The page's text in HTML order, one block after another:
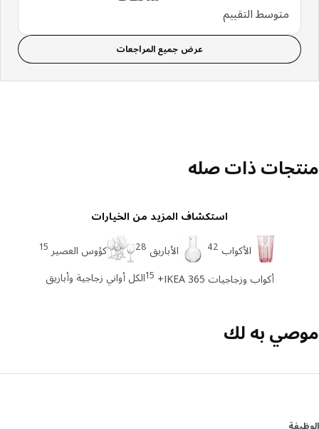
متوسط التقييم
عرض جميع المراجعات
ذات صله
استكشاف المزيد من الخيارات
الأكواب 42 الأباريق 28 كؤوس العصير
أكواب وزجاجيات IKEA 365+ 15الكل أواني زجاجية وأباريق
به لك